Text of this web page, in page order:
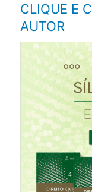
CLIQUE E
AUTOR